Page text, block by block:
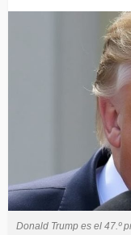
Donald Trump es el 47.º